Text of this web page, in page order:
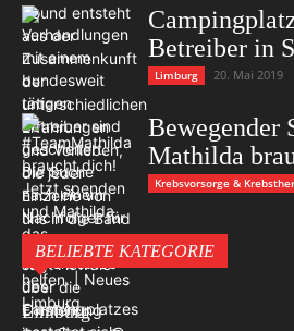
Betreiber in
Limburg 20. Mai 2019
Bewegender
Mathilda
Krebsvorsorge &
BELIEBTE KATEGORIE
Limburg